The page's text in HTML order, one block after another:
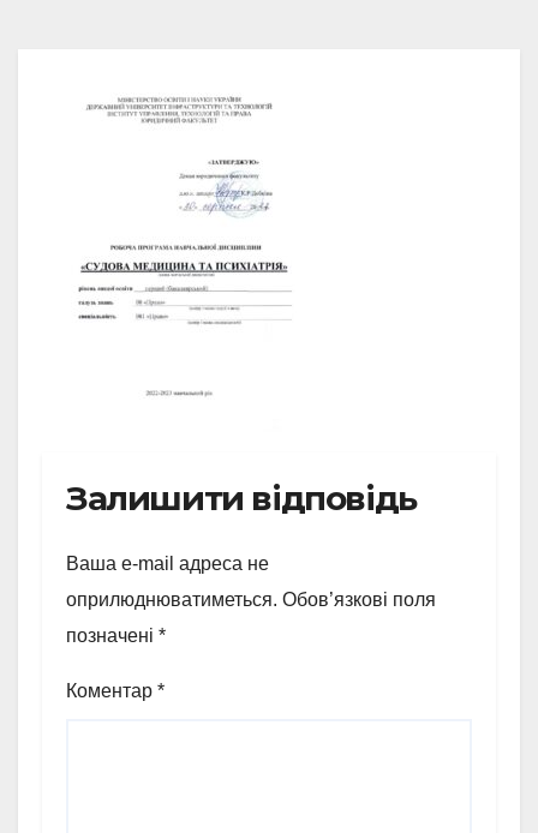
Залишити відповідь
Ваша e-mail адреса не
оприлюднюватиметься. Обов’язкові поля
позначені *
Коментар *